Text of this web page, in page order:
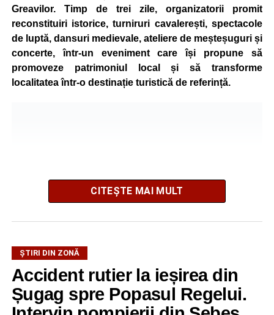
Greavilor. Timp de trei zile, organizatorii promit
reconstituiri istorice, turniruri cavalerești, spectacole
de luptă, dansuri medievale, ateliere de meșteșuguri și
concerte, într-un eveniment care își propune să
promoveze patrimoniul local și să transforme
localitatea într-o destinație turistică de referință.
Festivalul este organizat de
Liberi, în parteneriat cuPrimăria Comunei Gârbova
Ordinul Cetății Mühlbach, iar accesul publicului va fi
gratuit pe întreaga durată a manifestării.
CITEȘTE MAI MULT
ȘTIRI DIN ZONĂ
Accident rutier la ieșirea din
Șugag spre Popasul Regelui.